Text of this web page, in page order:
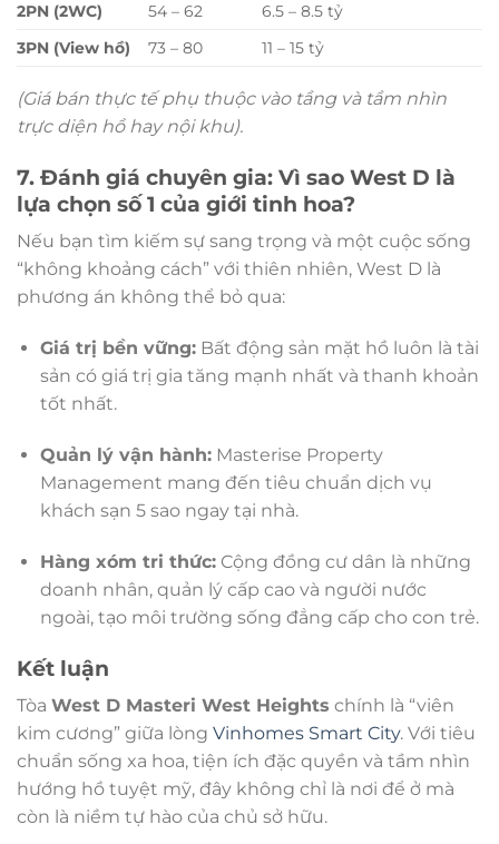
2PN (2WC)
54 – 62
6.5 – 8.5 tỷ
3PN (View hồ)
73 – 80 11 – 15 tỷ
(Giá bán thực tế phụ thuộc vào tầng và tầm nhìn
trực diện hồ hay nội khu).
7. Đánh giá chuyên gia: Vì sao West D là
lựa chọn số 1 của giới tinh hoa?
Nếu bạn tìm kiếm sự sang trọng và một cuộc sống
“không khoảng cách” với thiên nhiên, West D là
phương án không thể bỏ qua:
Giá trị bền vững:Bất động sản mặt hồ luôn là tài
sản có giá trị gia tăng mạnh nhất và thanh khoản
tốt nhất.
Quản lý vận hành:Masterise Property
Management mang đến tiêu chuẩn dịch vụ
khách sạn 5 sao ngay tại nhà.
Hàng xóm tri thức:Cộng đồng cư dân là những
doanh nhân, quản lý cấp cao và người nước
ngoài, tạo môi trường sống đẳng cấp cho con trẻ.
Kết luận
Tòa West D Masteri West Heights chính là “viên
kim cương” giữa lòng Vinhomes Smart City. Với tiêu
chuẩn sống xa hoa, tiện ích đặc quyền và tầm nhìn
hướng hồ tuyệt mỹ, đây không chỉ là nơi để ở mà
còn là niềm tự hào của chủ sở hữu.